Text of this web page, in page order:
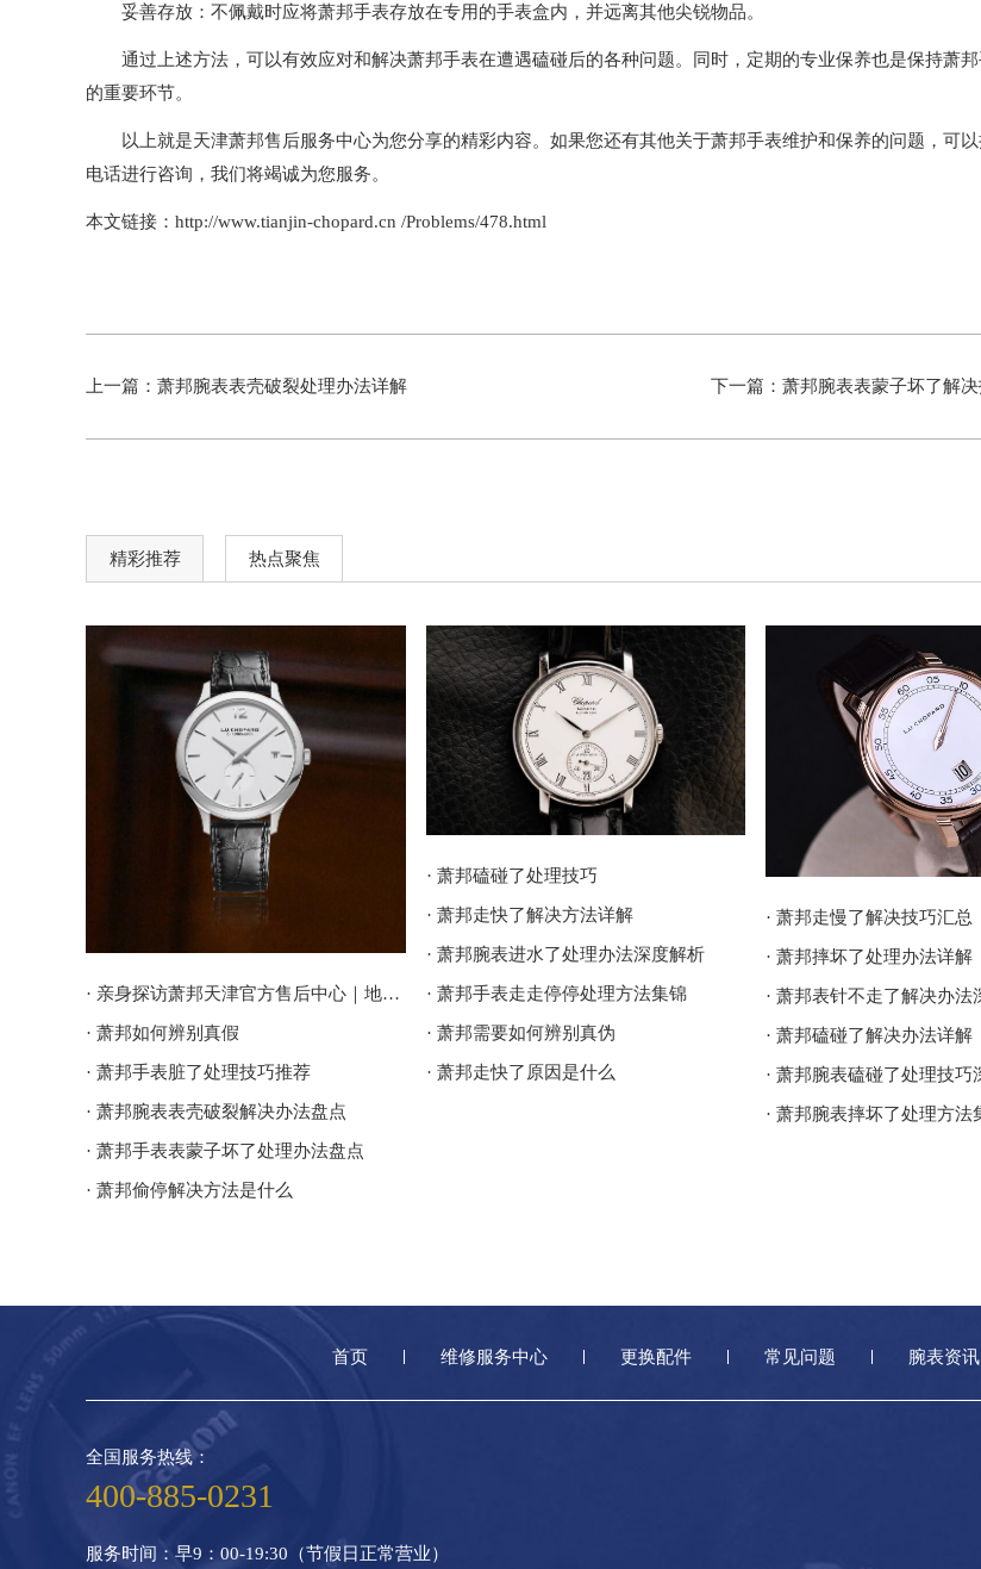
妥善存放：不佩戴时应将萧邦手表存放在专用的手表盒内，并远离其他尖锐物品。
通过上述方法，可以有效应对和解决萧邦手表在遭遇磕碰后的各种问题。同时，定期的专业保养也是保持萧
的重要环节。
以上就是天津萧邦售后服务中心为您分享的精彩内容。如果您还有其他关于萧邦手表维护和保养的问题，可
电话进行咨询，我们将竭诚为您服务。
本文链接：http://www.tianjin-chopard.cn /Problems/478.html
上一篇： 萧邦腕表表壳破裂处理办法详解 下一篇： 萧邦腕表表蒙子坏了解
精彩推荐 热点聚焦
· 亲身探访萧邦天津官方售后中心｜地址报修全流程真实经历（2026年6月最新）
· 萧邦如何辨别真假
· 萧邦手表脏了处理技巧推荐
· 萧邦腕表表壳破裂解决办法盘点
· 萧邦手表表蒙子坏了处理办法盘点
· 萧邦偷停解决方法是什么
· 萧邦磕碰了处理技巧
· 萧邦走快了解决方法详解
· 萧邦腕表进水了处理办法深度解析
· 萧邦手表走走停停处理方法集锦
· 萧邦需要如何辨别真伪
· 萧邦走快了原因是什么
· 萧邦走慢了解决技巧汇总
· 萧邦摔坏了处理办法详解
· 萧邦表针不走了解决办法
· 萧邦磕碰了解决办法详解
· 萧邦腕表磕碰了处理技巧
· 萧邦腕表摔坏了处理方法
首页 维修服务中心 更换配件 常见问题 腕表资讯
全国服务热线：
400-885-0231
服务时间：早9：00-19:30（节假日正常营业）